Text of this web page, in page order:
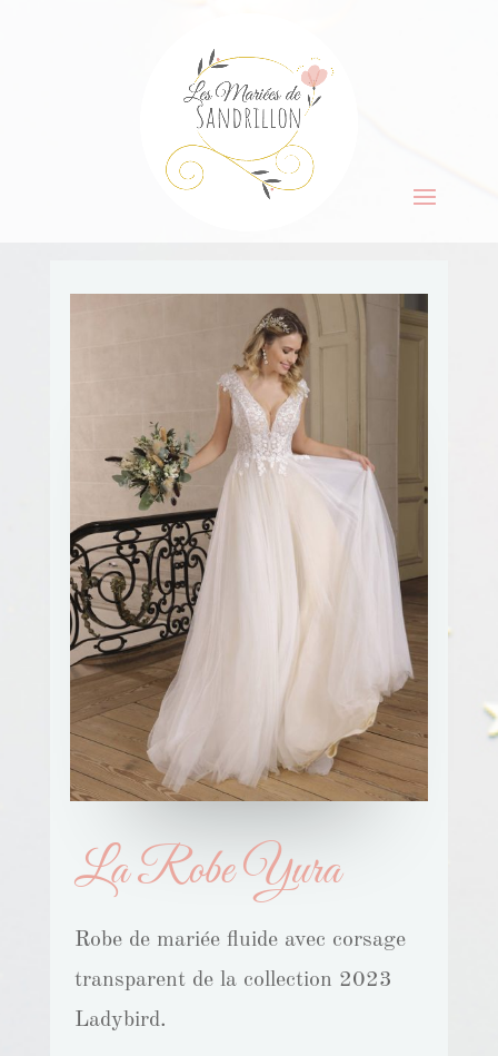
La Robe Yura
Robe de mariée fluide avec corsage
transparent de la collection 2023
Ladybird.